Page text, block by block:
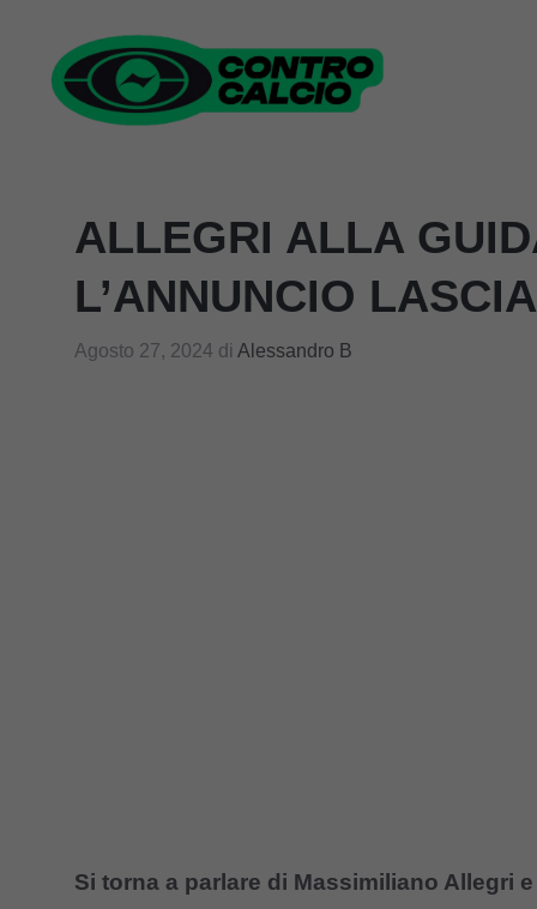
contenuto
ALLEGRI ALLA
L’ANNUNCIO
Agosto 27, 2024 di Alessandro B
Si torna a parlare di Massimiliano Allegri